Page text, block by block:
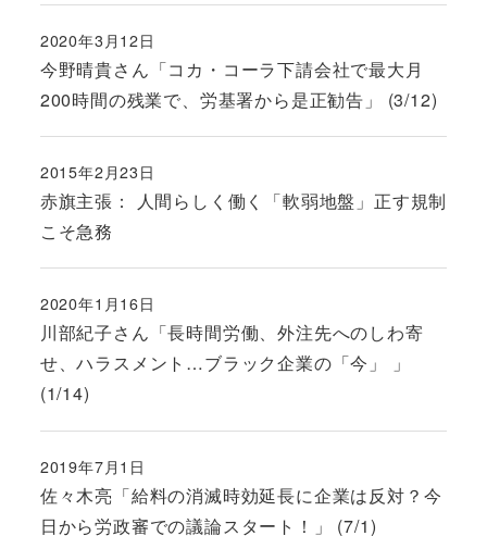
今野晴貴さん「コカ・コーラ下請会社で最大月
200時間の残業で、労基署から是正勧告」 (3/12)
投稿日
2020年3月12日
赤旗主張： 人間らしく働く「軟弱地盤」正す規制
こそ急務
投稿日
2015年2月23日
川部紀子さん「長時間労働、外注先へのしわ寄
せ、ハラスメント…ブラック企業の「今」 」
(1/14)
投稿日
2020年1月16日
佐々木亮「給料の消滅時効延長に企業は反対？今
日から労政審での議論スタート！」 (7/1)
投稿日
2019年7月1日